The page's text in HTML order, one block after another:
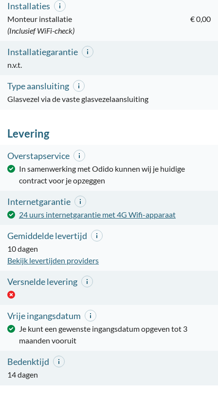
Installaties
Monteur installatie
€ 0,00
(Inclusief WiFi-check)
Installatiegarantie
n.v.t.
Type aansluiting
Glasvezel via de vaste glasvezelaansluiting
Levering
Overstapservice
In samenwerking met Odido kunnen wij je huidige
contract voor je opzeggen
Internetgarantie
24 uurs internetgarantie met 4G Wifi-apparaat
Gemiddelde levertijd
10 dagen
Bekijk levertijden providers
Versnelde levering
Vrije ingangsdatum
Je kunt een gewenste ingangsdatum opgeven tot 3
maanden vooruit
Bedenktijd
14 dagen